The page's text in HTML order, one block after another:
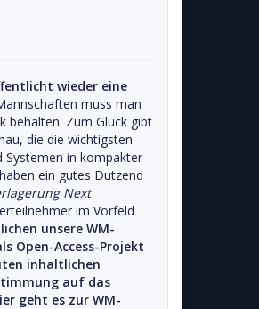
wieder eine
muss man
behalten. Zum Glück gibt
die die wichtigsten
Systemen in kompakter
ein gutes Dutzend
Next
im Vorfeld
unsere WM-
Open-Access-Projekt
inhaltlichen
auf das
geht es zur WM-